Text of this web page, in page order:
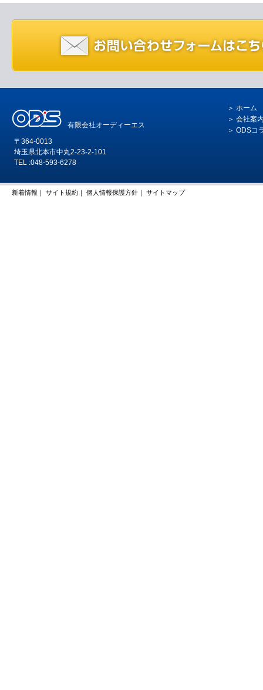
有限会社オーディーエス
〒364-0013
埼玉県北本市中丸2-23-2-101
TEL :048-593-6278
ホーム
会社案
ODSコ
新着情報 ｜ サイト規約 ｜ 個人情報保護方針 ｜ サイトマップ